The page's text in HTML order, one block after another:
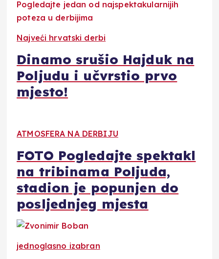
Najveći hrvatski derbi
Dinamo srušio Hajduk na
Poljudu i učvrstio prvo
mjesto!
ATMOSFERA NA DERBIJU
FOTO Pogledajte spektakl
na tribinama Poljuda,
stadion je popunjen do
posljednjeg mjesta
jednoglasno izabran